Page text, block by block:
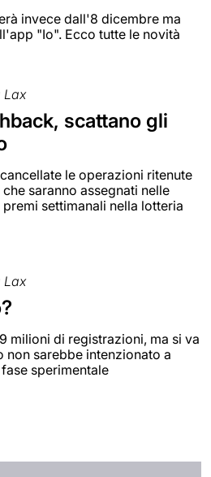
invece dall'8 dicembre ma
"Io". Ecco tutte le novità
Lax
scattano gli
le operazioni ritenute
saranno assegnati nelle
settimanali nella lotteria
Lax
milioni di registrazioni, ma si va
sarebbe intenzionato a
sperimentale